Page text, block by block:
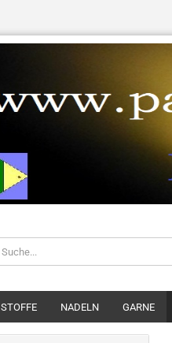
STOFFE NADELN GARNE